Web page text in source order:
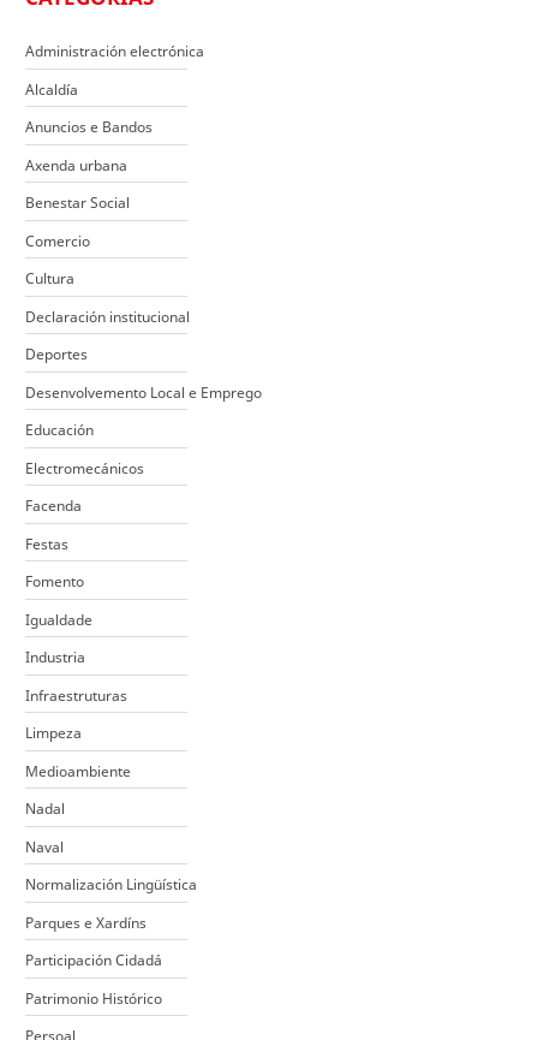
Administración electrónica
Alcaldía
Anuncios e Bandos
Axenda urbana
Benestar Social
Comercio
Cultura
Declaración institucional
Deportes
Desenvolvemento Local e Emprego
Educación
Electromecánicos
Facenda
Festas
Fomento
Igualdade
Industria
Infraestruturas
Limpeza
Medioambiente
Nadal
Naval
Normalización Lingüística
Parques e Xardíns
Participación Cidadá
Patrimonio Histórico